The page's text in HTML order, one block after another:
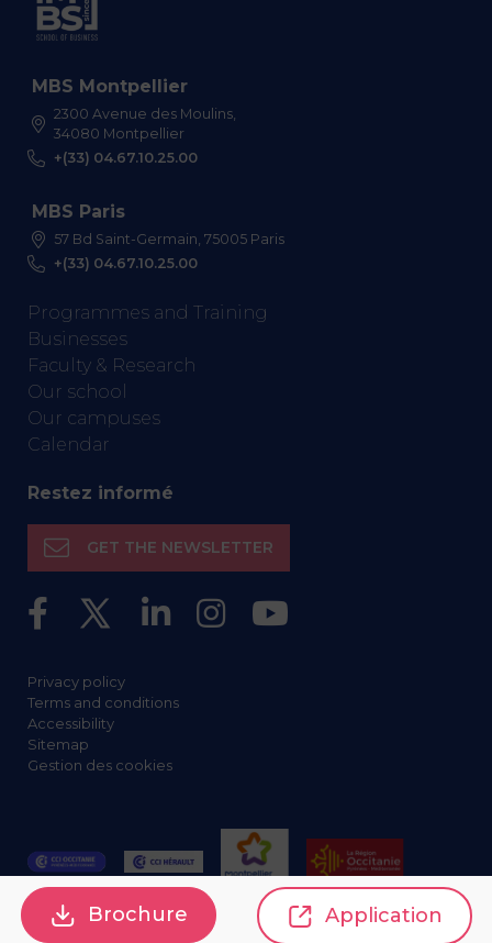
MBS Montpellier
2300 Avenue des Moulins,
34080 Montpellier
+(33) 04.67.10.25.00
MBS Paris
57 Bd Saint-Germain, 75005 Paris
+(33) 04.67.10.25.00
Programmes and Training
Businesses
Faculty & Research
Our school
Our campuses
Calendar
Restez informé
GET THE NEWSLETTER
Privacy policy
Terms and conditions
Accessibility
Sitemap
Gestion des cookies
Brochure Application